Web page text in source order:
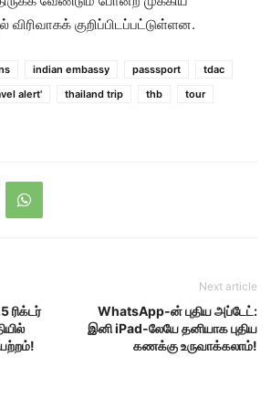
குறிப்பிடப்பட்டுள்ளன.
indian embassy passsport
tdac
alert' thailand trip thb
tour
ரிக்டர்
Next article
WhatsApp-ன் புதிய அப்டேட்:
இனி iPad-லேயே தனியாக புதிய
கணக்கு உருவாக்கலாம்!